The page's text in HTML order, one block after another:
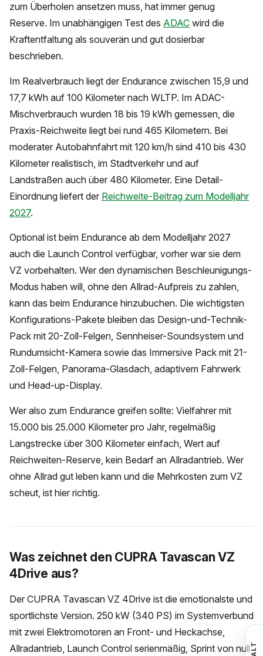
zum Überholen ansetzen muss, hat immer genug
Reserve. Im unabhängigen Test des ADAC wird die
Kraftentfaltung als souverän und gut dosierbar
beschrieben.
Im Realverbrauch liegt der Endurance zwischen 15,9 und
17,7 kWh auf 100 Kilometer nach WLTP. Im ADAC-
Mischverbrauch wurden 18 bis 19 kWh gemessen, die
Praxis-Reichweite liegt bei rund 465 Kilometern. Bei
moderater Autobahnfahrt mit 120 km/h sind 410 bis 430
Kilometer realistisch, im Stadtverkehr und auf
Landstraßen auch über 480 Kilometer. Eine Detail-
Einordnung liefert der Reichweite-Beitrag zum Modelljahr
2027.
Optional ist beim Endurance ab dem Modelljahr 2027
auch die Launch Control verfügbar, vorher war sie dem
VZ vorbehalten. Wer den dynamischen Beschleunigungs-
Modus haben will, ohne den Allrad-Aufpreis zu zahlen,
kann das beim Endurance hinzubuchen. Die wichtigsten
Konfigurations-Pakete bleiben das Design-und-Technik-
Pack mit 20-Zoll-Felgen, Sennheiser-Soundsystem und
Rundumsicht-Kamera sowie das Immersive Pack mit 21-
Zoll-Felgen, Panorama-Glasdach, adaptivem Fahrwerk
und Head-up-Display.
Wer also zum Endurance greifen sollte: Vielfahrer mit
15.000 bis 25.000 Kilometer pro Jahr, regelmäßig
Langstrecke über 300 Kilometer einfach, Wert auf
Reichweiten-Reserve, kein Bedarf an Allradantrieb. Wer
ohne Allrad gut leben kann und die Mehrkosten zum VZ
scheut, ist hier richtig.
Was zeichnet den CUPRA Tavascan VZ
4Drive aus?
Der CUPRA Tavascan VZ 4Drive ist die emotionalste und
sportlichste Version. 250 kW (340 PS) im Systemverbund
mit zwei Elektromotoren an Front- und Heckachse,
Allradantrieb, Launch Control serienmäßig, Sprint von null